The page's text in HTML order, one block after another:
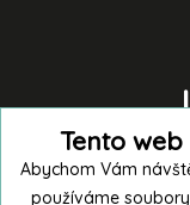
Tento
Abychom Vám
používáme